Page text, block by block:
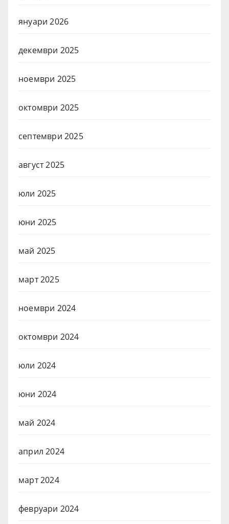
януари 2026
декември 2025
ноември 2025
октомври 2025
септември 2025
август 2025
юли 2025
юни 2025
май 2025
март 2025
ноември 2024
октомври 2024
юли 2024
юни 2024
май 2024
април 2024
март 2024
февруари 2024